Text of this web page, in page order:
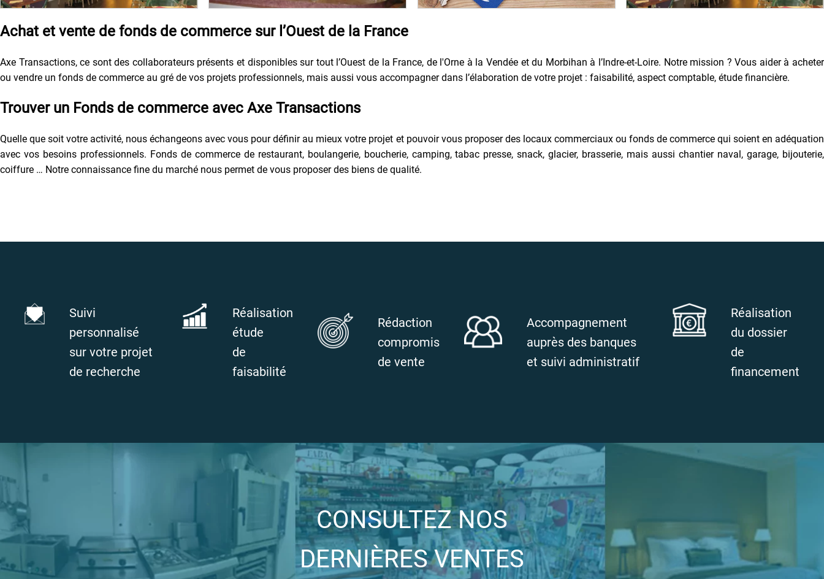
Achat et vente de fonds de commerce sur l’Ouest de la France
Axe Transactions, ce sont des collaborateurs présents et disponibles sur tout l’Ouest de la France, de l'Orne à la Vendée et du Morbihan à l’Indre-et-Loire. Notre mission ? Vous aider à acheter
ou vendre un fonds de commerce au gré de vos projets professionnels, mais aussi vous accompagner dans l’élaboration de votre projet : faisabilité, aspect comptable, étude financière.
Trouver un Fonds de commerce avec Axe Transactions
Quelle que soit votre activité, nous échangeons avec vous pour définir au mieux votre projet et pouvoir vous proposer des locaux commerciaux ou fonds de commerce qui soient en adéquation
avec vos besoins professionnels. Fonds de commerce de restaurant, boulangerie, boucherie, camping, tabac presse, snack, glacier, brasserie, mais aussi chantier naval, garage, bijouterie,
coiffure … Notre connaissance fine du marché nous permet de vous proposer des biens de qualité.
Suivi
personnalisé
sur votre projet
de recherche
Réalisation
étude
de
faisabilité
Rédaction
compromis
de vente
Accompagnement
auprès des banques
et suivi administratif
Réalisation
du dossier
de
financement
CONSULTEZ NOS
DERNIÈRES VENTES